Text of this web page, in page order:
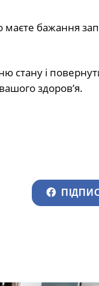
бажання
стану і
здоров’я.